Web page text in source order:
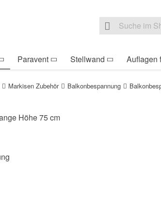
Suche nach
Paravent Stellwand Auflagen
Markisen Zubehör Balkonbespannung